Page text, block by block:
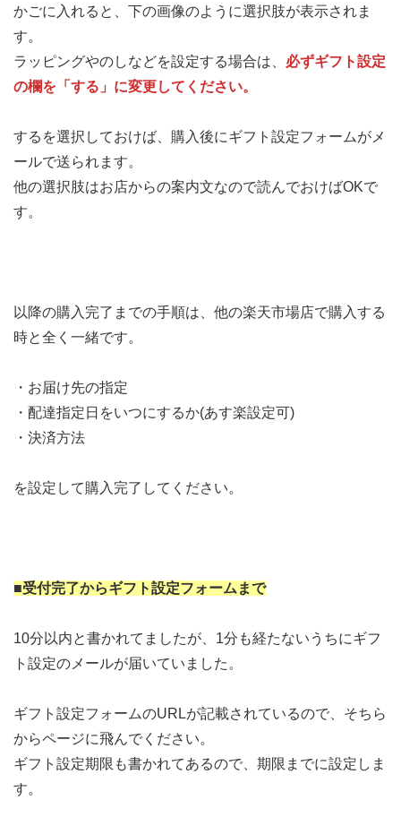
かごに入れると、下の画像のように選択肢が表示されま
す。
ラッピングやのしなどを設定する場合は、 必ずギフト設定
の欄を「する」に変更してください。
するを選択しておけば、購入後にギフト設定フォームがメ
ールで送られます。
他の選択肢はお店からの案内文なので読んでおけばOKで
す。
以降の購入完了までの手順は、他の楽天市場店で購入する
時と全く一緒です。
・お届け先の指定
・配達指定日をいつにするか(あす楽設定可)
・決済方法
を設定して購入完了してください。
■受付完了からギフト設定フォームまで
10分以内と書かれてましたが、1分も経たないうちにギフ
ト設定のメールが届いていました。
ギフト設定フォームのURLが記載されているので、そちら
からページに飛んでください。
ギフト設定期限も書かれてあるので、期限までに設定しま
す。